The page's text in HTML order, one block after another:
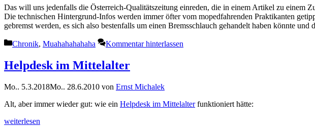
Das will uns jedenfalls die Österreich-Qualitätszeitung einreden, die in einem Artikel zu einem
Die technischen Hintergrund-Infos werden immer öfter vom mopedfahrenden Praktikanten
gebremst werden, es sich also bestenfalls um einen Bremsschlauch gehandelt haben könnte
Kategorien
Chronik, Muahahahahaha Kommentar hinterlassen
Helpdesk im Mittelalter
Mo.. 5.3.2018Mo.. 28.6.2010 von Ernst Michalek
Alt, aber immer wieder gut: wie ein Helpdesk im Mittelalterfunktioniert hätte:
weiterlesen